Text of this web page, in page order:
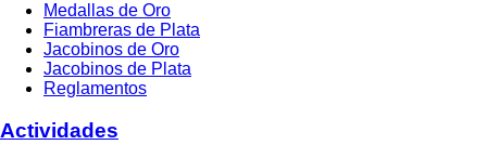
Medallas de Oro
Fiambreras de Plata
Jacobinos de Oro
Jacobinos de Plata
Reglamentos
Actividades